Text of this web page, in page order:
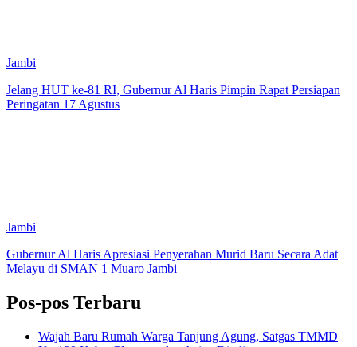
Jambi
Jelang HUT ke-81 RI, Gubernur Al Haris Pimpin Rapat Persiapan
Peringatan 17 Agustus
Jambi
Gubernur Al Haris Apresiasi Penyerahan Murid Baru Secara Adat
Melayu di SMAN 1 Muaro Jambi
Pos-pos Terbaru
Wajah Baru Rumah Warga Tanjung Agung, Satgas TMMD